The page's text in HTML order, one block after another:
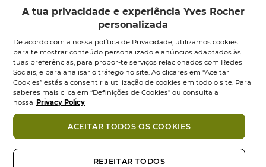
Óleo de Duche
4.8
em
Ultra-Nutritivo
Frasco 100 ml
4.8
em
17,95 €
A tua privacidade e experiência Yves Rocher
personalizada
De acordo com a nossa política de Privacidade, utilizamos cookies
para te mostrar conteúdo personalizado e anúncios adaptados às
tuas preferências, para propor-te serviços relacionados com Redes
Sociais, e para analisar o tráfego no site. Ao clicares em “Aceitar
Cookies” estás a consentir a utilização de cookies em todo o site. Para
saberes mais clica em “Definições de Cookies” ou consulta a
nossa Privacy Policy
REJEITAR TODOS
ACEITAR TODOS OS COOKIES